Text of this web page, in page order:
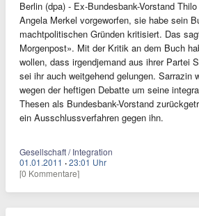
Berlin (dpa) - Ex-Bundesbank-Vorstand
Angela Merkel vorgeworfen, sie habe sein
machtpolitischen Gründen kritisiert. Das
Morgenpost». Mit der Kritik an dem Buch
wollen, dass irgendjemand aus ihrer Partei
sei ihr auch weitgehend gelungen. Sarrazin
wegen der heftigen Debatte um seine
Thesen als Bundesbank-Vorstand
ein Ausschlussverfahren gegen ihn.
Gesellschaft / Integration
01.01.2011 ·23:01 Uhr
[0 Kommentare]